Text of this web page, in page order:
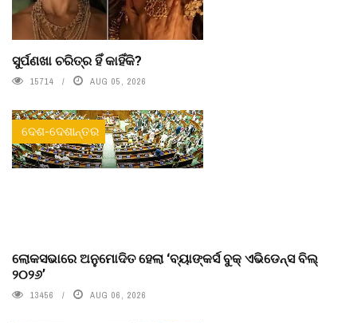
ସୁର୍ପଣଖା ଚରିତ୍ର ହିଁ କାହିଁକି?
15714 AUG 05, 2026
ଦେଶ-ଦେଶାନ୍ତର
ଲୋକସଭାରେ ଅନୁମୋଦିତ ହେଲା ‘ବ୍ୟାଙ୍କର୍ସ ବୁକ୍ ଏଭିଡେନ୍ସ ବିଲ୍
୨୦୨୬’
13456 AUG 06, 2026